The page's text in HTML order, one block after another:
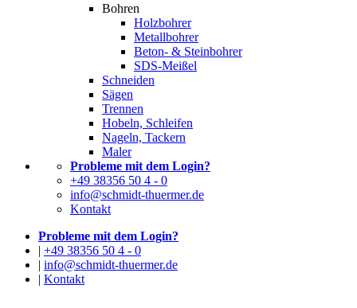
Bohren
Holzbohrer
Metallbohrer
Beton- & Steinbohrer
SDS-Meißel
Schneiden
Sägen
Trennen
Hobeln, Schleifen
Nageln, Tackern
Maler
Probleme mit dem Login?
+49 38356 50 4 - 0
info@schmidt-thuermer.de
Kontakt
Probleme mit dem Login?
| +49 38356 50 4 - 0
| info@schmidt-thuermer.de
| Kontakt